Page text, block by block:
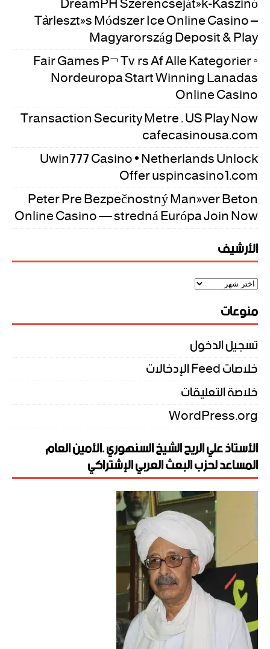
Törlesztés Módszer Ice Online Casino –
Magyarország Deposit & Play
Fair Games På Tværs Af Alle Kategorier ◦
Nordeuropa Start Winning Lanadas
Online Casino
Transaction Security Metre . US Play Now
cafecasinousa.com
Uwin777 Casino • Netherlands Unlock
Offer uspincasino1.com
Peter Pre Bezpečnostný Manéver Beton
Online Casino — stredná Európa Join Now
الأرشيف
منوعات
تسجيل الدخول
خلاصات Feed الإدخالات
خلاصة التعليقات
WordPress.org
الأستاذ علي الريح الشيخ السنهوري .الأمين العام
المساعد لحزب البعث العربي الإشتراكي